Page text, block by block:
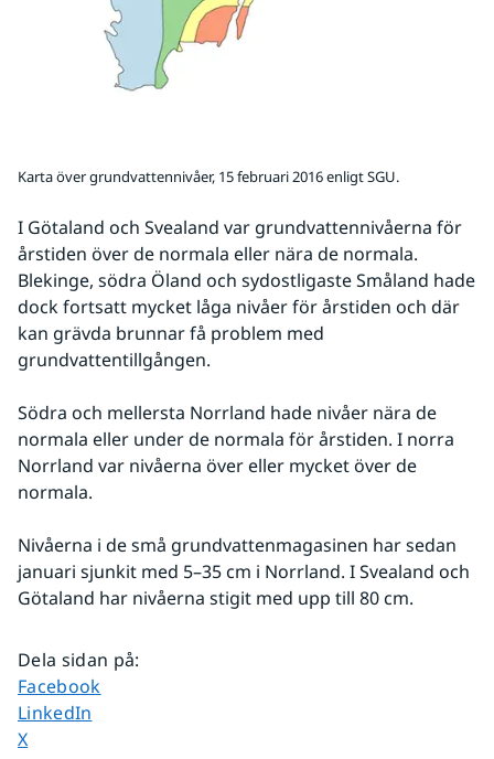
Karta över grundvattennivåer, 15 februari 2016 enligt SGU.
I Götaland och Svealand var grundvattennivåerna för
årstiden över de normala eller nära de normala.
Blekinge, södra Öland och sydostligaste Småland hade
dock fortsatt mycket låga nivåer för årstiden och där
kan grävda brunnar få problem med
grundvattentillgången.
Södra och mellersta Norrland hade nivåer nära de
normala eller under de normala för årstiden. I norra
Norrland var nivåerna över eller mycket över de
normala.
Nivåerna i de små grundvattenmagasinen har sedan
januari sjunkit med 5–35 cm i Norrland. I Svealand och
Götaland har nivåerna stigit med upp till 80 cm.
Dela sidan på:
Dela sidan på
Facebook
Dela sidan på
LinkedIn
Dela sidan på
X